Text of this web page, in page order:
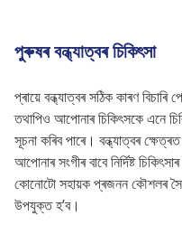
পুৰুষৰ বন্ধ্যাত্বৰ চিকিৎসা
প্ৰায়ে বন্ধ্যাত্বৰ সঠিক কাৰণ
তথাপিও আপোনাৰ চিকিৎসকে এনে
সূচনা কৰিব পাৰে। বন্ধ্যাত্বৰ
আপোনাৰ সংগীৰ বাবে নিৰ্দিষ্ট
কোনোটো সহায়ক প্ৰজনন কৌশলৰ
উপযুক্ত হ’ব।